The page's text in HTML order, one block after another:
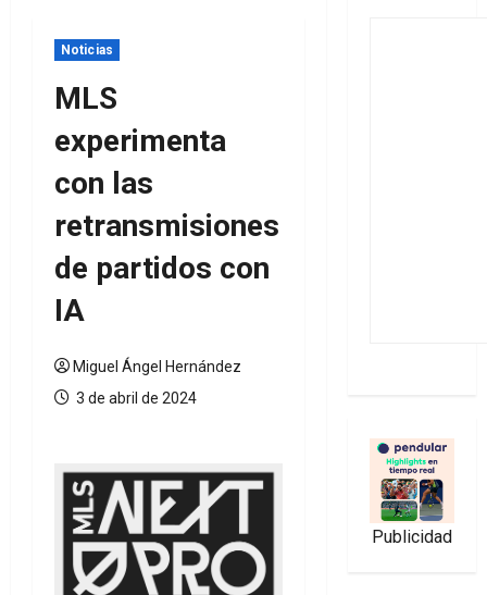
Noticias
MLS
experimenta
con las
retransmisiones
de partidos con
IA
Miguel Ángel Hernández
3 de abril de 2024
Publicidad